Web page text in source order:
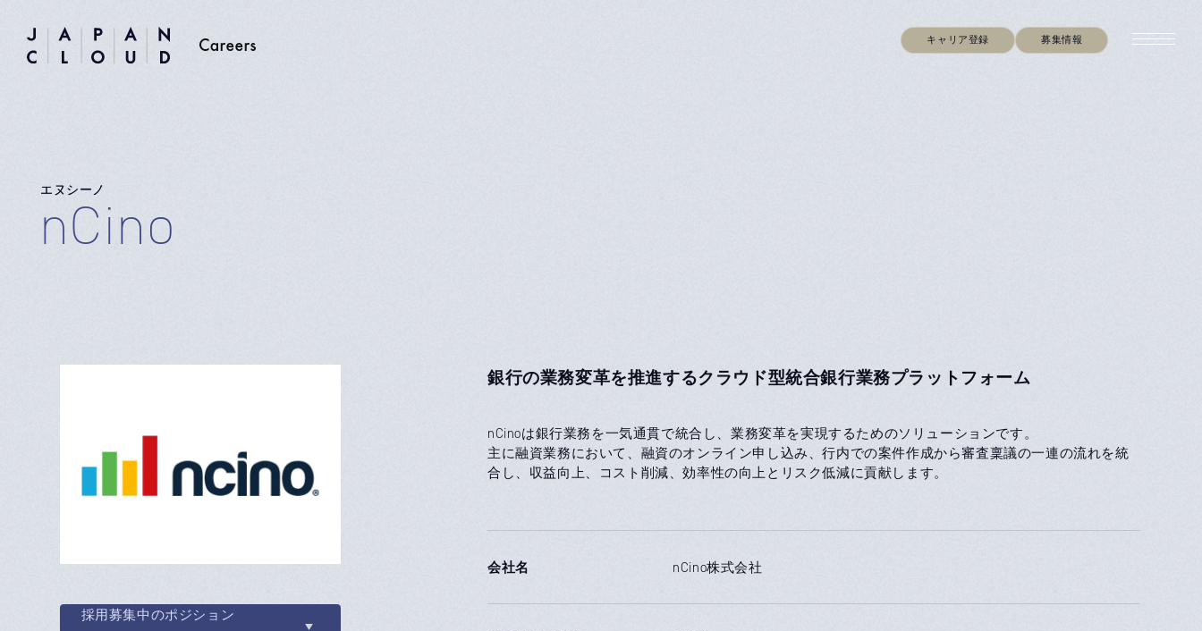
キャリア登録 募集情報
エヌシーノ
nCino
採用募集中のポジション
銀行の業務変革を推進するクラウド型統合銀行業務プラットフォーム
nCinoは銀行業務を一気通貫で統合し、業務変革を実現するためのソリューションです。
主に融資業務において、融資のオンライン申し込み、行内での案件作成から審査稟議の一連の流れを統
合し、収益向上、コスト削減、効率性の向上とリスク低減に貢献します。
会社名 nCino株式会社